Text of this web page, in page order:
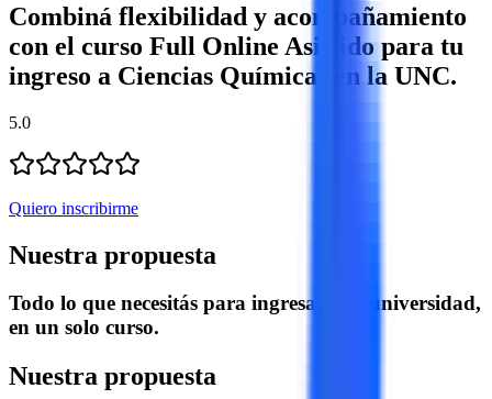
Combiná flexibilidad y acompañamiento
con el curso Full Online Asistido para tu
ingreso a Ciencias Químicas en la UNC.
5.0
Quiero inscribirme
Nuestra propuesta
Todo lo que necesitás para ingresar a la universidad,
en un solo curso.
Nuestra propuesta